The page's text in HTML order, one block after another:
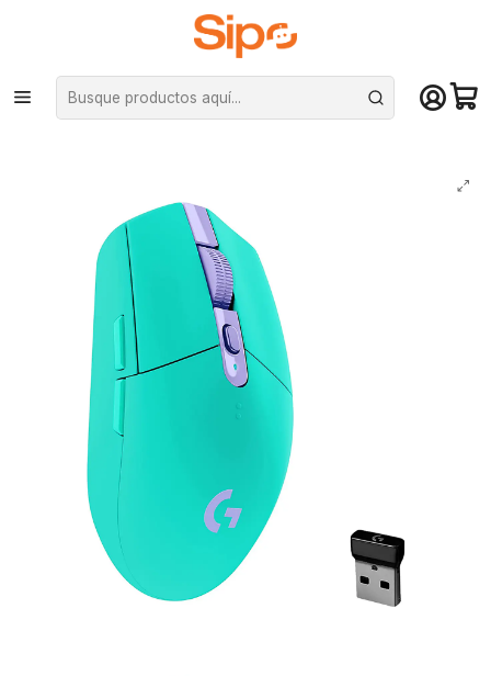
¡Compra hasta mediodía y recibe hoy! De lunes a sábado en el gran
Santiago. Envío gratis desde $29.990
Inicio Computación y Gamers Mouse
Mouse Gamer Inalámbrico Logitech G305 (1ms, 12.000DPI, 6 botones) -
Menta